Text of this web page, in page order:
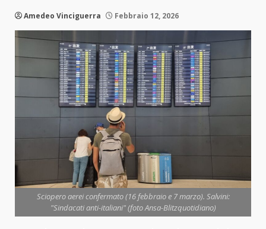
Amedeo Vinciguerra Febbraio 12, 2026
Sciopero aerei confermato (16 febbraio e 7 marzo). Salvini:
"Sindacati anti-italiani" (foto Ansa-Blitzquotidiano)